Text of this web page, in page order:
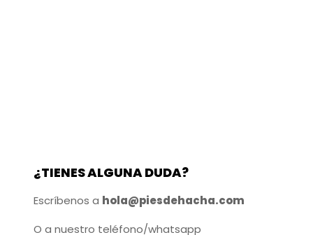
¿TIENES ALGUNA DUDA?
Escríbenos a hola@piesdehacha.com
O a nuestro teléfono/whatsapp